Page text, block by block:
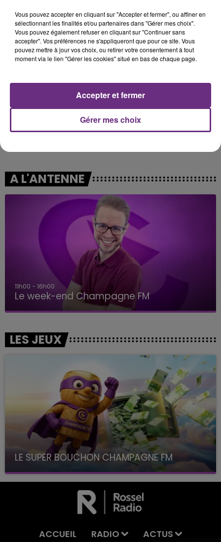
Wrecked Passenger
6h03
6h03 6h00
6h00
A L'ANTENNE
11h00 - 16h00
Le week-end Champagne FM
LES JEUX
LE SUPER BOUCHON CHAMPAGNE FM
avec La Famille Champagne FM, à 8H10
ACCUEIL RADIO ACTUS
Vous pouvez accepter en cliquant sur "Accepter et fermer", ou affiner en
sélectionnant les finalités et/ou partenaires dans "Gérer mes choix".
Vous pouvez également refuser en cliquant sur "Continuer sans
accepter". Vos préférences ne s'appliqueront que pour ce site. Vous
pouvez mettre à jour vos choix, ou retirer votre consentement à tout
moment via le lien "Gérer les cookies" situé en bas de chaque page.
Gérer mes choix
Accepter et fermer